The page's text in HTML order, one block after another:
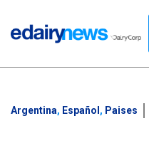
Argentina, Español , Paises